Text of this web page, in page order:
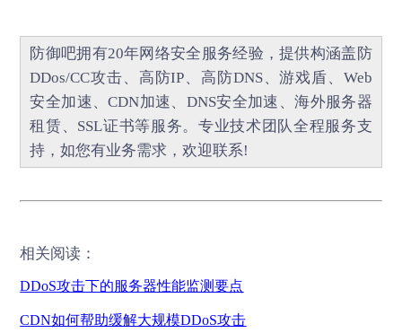
防御吧拥有20年网络安全服务经验，提供构涵盖 防
DDos/CC攻击、 高防IP、高防DNS、游戏盾、 Web
安全加速、CDN加速、 DNS安全加速 、海外服务器
租赁、 SSL证书等服务。专业技术团队全程服务支
持，如您有业务需求，欢迎联系!
相关阅读：
DDoS攻击下的服务器性能监测要点
CDN如何帮助缓解大规模DDoS攻击